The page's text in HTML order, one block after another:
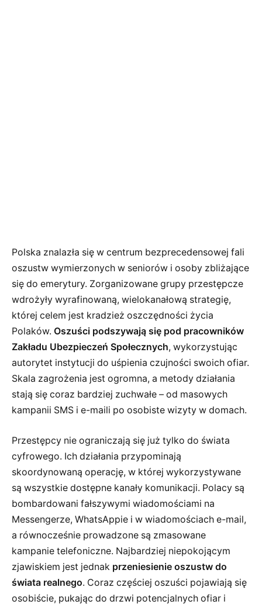
Polska znalazła się w centrum bezprecedensowej fali
oszustw wymierzonych w seniorów i osoby zbliżające
się do emerytury. Zorganizowane grupy przestępcze
wdrożyły wyrafinowaną, wielokanałową strategię,
której celem jest kradzież oszczędności życia
Polaków. Oszuści podszywają się pod pracowników
Zakładu Ubezpieczeń Społecznych, wykorzystując
autorytet instytucji do uśpienia czujności swoich ofiar.
Skala zagrożenia jest ogromna, a metody działania
stają się coraz bardziej zuchwałe – od masowych
kampanii SMS i e-maili po osobiste wizyty w domach.
Przestępcy nie ograniczają się już tylko do świata
cyfrowego. Ich działania przypominają
skoordynowaną operację, w której wykorzystywane
są wszystkie dostępne kanały komunikacji. Polacy są
bombardowani fałszywymi wiadomościami na
Messengerze, WhatsAppie i w wiadomościach e-mail,
a równocześnie prowadzone są zmasowane
kampanie telefoniczne. Najbardziej niepokojącym
zjawiskiem jest jednak przeniesienie oszustw do
świata realnego. Coraz częściej oszuści pojawiają się
osobiście, pukając do drzwi potencjalnych ofiar i